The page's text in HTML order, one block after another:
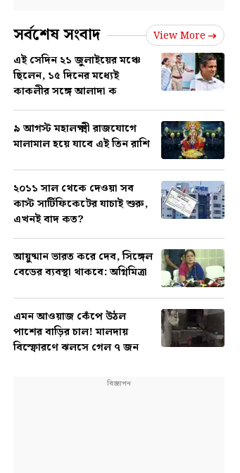
সর্বশেষ সংবাদ View More
এই সেদিন ২১ জুলাইয়ের মঞ্চে
ছিলেন, ১৫ দিনের মধ্যেই
কাকলীর সঙ্গে আলাদা ক
৯ আগস্ট মহালক্ষ্মী রাজযোগে
মালামাল হয়ে যাবে এই তিন রাশি
২০১১ সাল থেকে দেওয়া সব
কাস্ট সার্টিফিকেটের যাচাই শুরু,
এখনই বাদ কত?
আয়ুষ্মান ভারত করে দেব, সিঙ্গেল
বেডের ব্যবস্থা থাকবে: অগ্নিমিত্রা
এমন আওয়াজ কেঁপে উঠল
পাশের বাড়ির চাল! মালদায়
বিস্ফোরণে ঝলসে গেল ৭ জন